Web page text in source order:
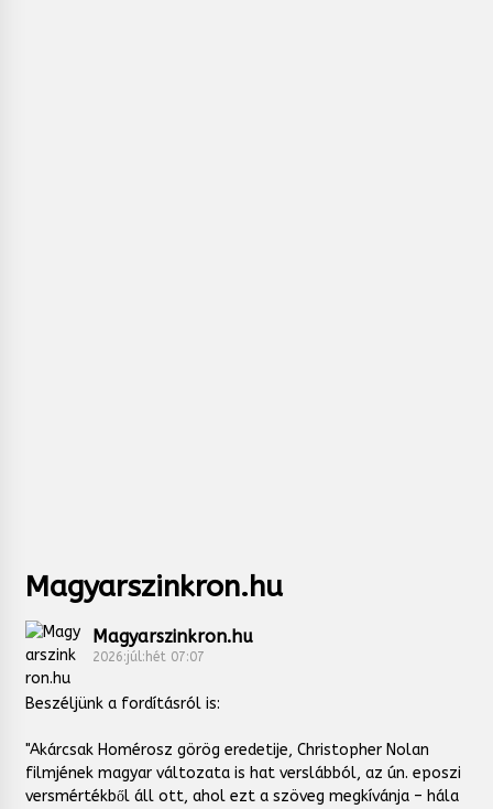
Magyarszinkron.hu
Magyarszinkron.hu
2026:júl:hét 07:07
Beszéljünk a fordításról is:
"Akárcsak Homérosz görög eredetije, Christopher Nolan
filmjének magyar változata is hat verslábból, az ún. eposzi
versmértékből áll ott, ahol ezt a szöveg megkívánja – hála